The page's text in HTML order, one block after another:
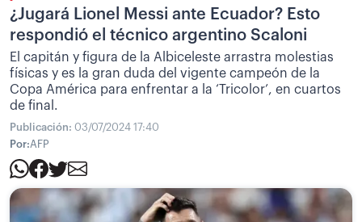
¿Jugará Lionel Messi ante Ecuador? Esto
respondió el técnico argentino Scaloni
El capitán y figura de la Albiceleste arrastra molestias
físicas y es la gran duda del vigente campeón de la
Copa América para enfrentar a la ‘Tricolor’, en cuartos
de final.
Publicación: 03/07/2024 17:40
Por:AFP